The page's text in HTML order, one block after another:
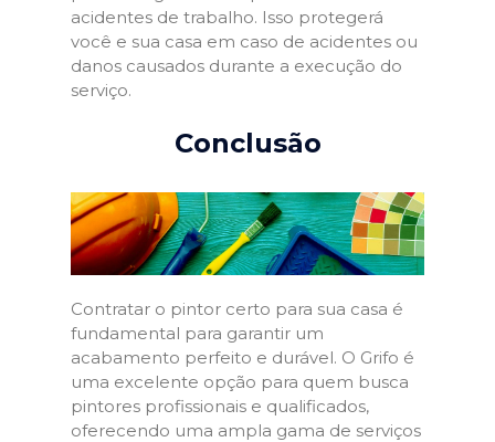
acidentes de trabalho. Isso protegerá
você e sua casa em caso de acidentes ou
danos causados durante a execução do
serviço.
Conclusão
Contratar o pintor certo para sua casa é
fundamental para garantir um
acabamento perfeito e durável. O Grifo é
uma excelente opção para quem busca
pintores profissionais e qualificados,
oferecendo uma ampla gama de serviços